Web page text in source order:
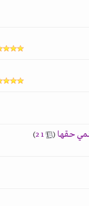
حقها‏
(
1
2
)